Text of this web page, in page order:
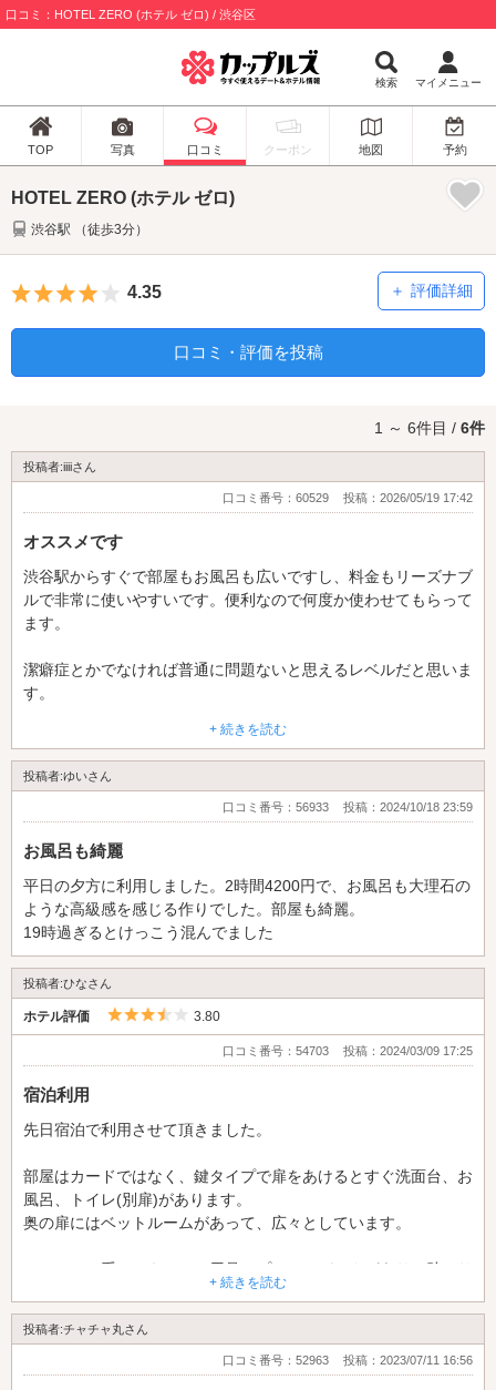
口コミ：HOTEL ZERO (ホテル ゼロ) / 渋谷区
検索 マイメニュー
TOP 写真 口コミ クーポン 地図 予約
HOTEL ZERO (ホテル ゼロ)
渋谷駅 （徒歩3分）
5つ星のうち4
4.35 評価詳細
口コミ・評価を投稿
1 ～ 6件目 / 6件
投稿者:iiiiさん
口コミ番号：60529 投稿：2026/05/19 17:42
オススメです
渋谷駅からすぐで部屋もお風呂も広いですし、料金もリーズナブ
ルで非常に使いやすいです。便利なので何度か使わせてもらって
ます。
潔癖症とかでなければ普通に問題ないと思えるレベルだと思いま
す。
平日の日中は普通に空室がありますが、週末は日中でも混んでい
るので要注意です。
+ 続きを読む
投稿者:ゆいさん
口コミ番号：56933 投稿：2024/10/18 23:59
お風呂も綺麗
平日の夕方に利用しました。2時間4200円で、お風呂も大理石の
ような高級感を感じる作りでした。部屋も綺麗。
19時過ぎるとけっこう混んでました
投稿者:ひなさん
ホテル評価 5つ星のうち3.5
3.80
口コミ番号：54703 投稿：2024/03/09 17:25
宿泊利用
先日宿泊で利用させて頂きました。
部屋はカードではなく、鍵タイプで扉をあけるとすぐ洗面台、お
風呂、トイレ(別扉)があります。
奥の扉にはベットルームがあって、広々としています。
アメニティ系はスキンケア用品にプラスでパックがあり、助かり
アイロンはカールアイロンとドライヤーがあり、フロントに言え
ばコテや高機能のドライヤー貸出あります。
あとコンタクトの洗浄液とケースが無料(1つ)で部屋の自販機で
+ 続きを読む
投稿者:チャチャ丸さん
口コミ番号：52963 投稿：2023/07/11 16:56